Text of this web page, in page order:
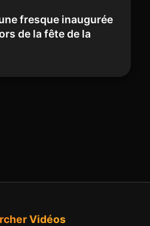
fresque inaugurée
de la fête de la
Vidéos